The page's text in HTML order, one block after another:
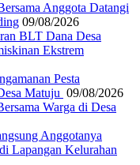
Anggota Datangi
09/08/2026
BLT Dana Desa
Ekstrem
Pesta
Matuju
09/08/2026
Warga di Desa
Anggotanya
Lapangan Kelurahan